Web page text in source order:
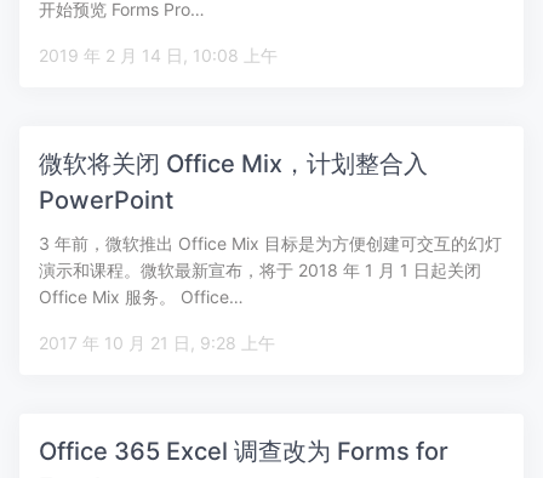
开始预览 Forms Pro…
2019 年 2 月 14 日, 10:08 上午
微软将关闭 Office Mix，计划整合入
PowerPoint
3 年前，微软推出 Office Mix 目标是为方便创建可交互的幻灯
演示和课程。微软最新宣布，将于 2018 年 1 月 1 日起关闭
Office Mix 服务。 Office…
2017 年 10 月 21 日, 9:28 上午
Office 365 Excel 调查改为 Forms for